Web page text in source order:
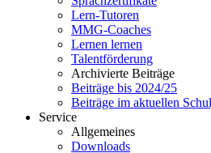
Lern-Tutoren
MMG-Coaches
Lernen lernen
Talentförderung
Archivierte Beiträge
Beiträge bis 2024/25
Beiträge im aktuellen
Service
Allgemeines
Downloads